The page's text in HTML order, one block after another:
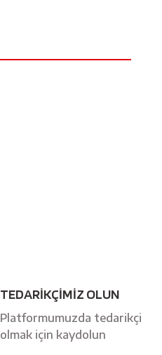
TEDARİKÇİMİZ OLUN
Platformumuzda tedarikçi
olmak için kaydolun